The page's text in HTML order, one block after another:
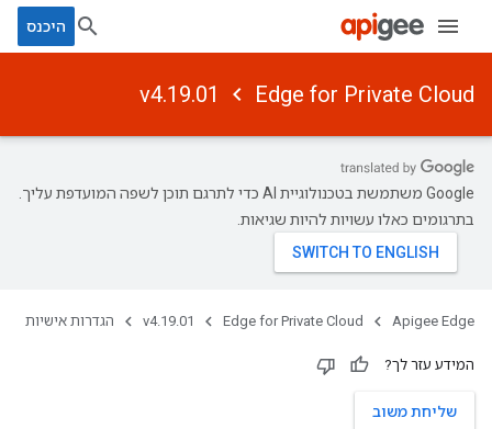
היכנס
Edge for Private Cloud
v4.19.01
‫Google משתמשת בטכנולוגיית AI כדי לתרגם תוכן לשפה המועדפת עליך.
בתרגומים כאלו עשויות להיות שגיאות.
Apigee Edge
Edge for Private Cloud
v4.19.01 הגדרות אישיות
המידע עזר לך?
שליחת משוב